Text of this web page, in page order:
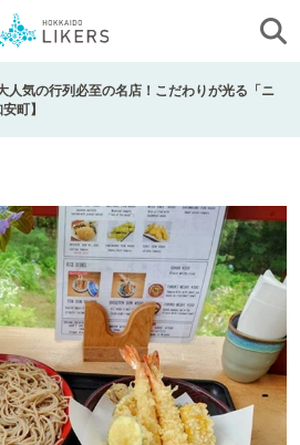
人気の行列必至の名店！こだわりが光る「ニ
町】